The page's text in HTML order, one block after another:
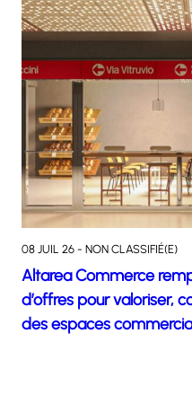
08 JUIL 26 - NON CLASSIFIÉ(E)
Altarea Commerce
d’offres pour valoriser,
des espaces